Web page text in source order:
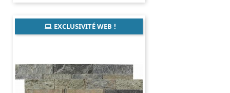
EXCLUSIVITÉ WEB !